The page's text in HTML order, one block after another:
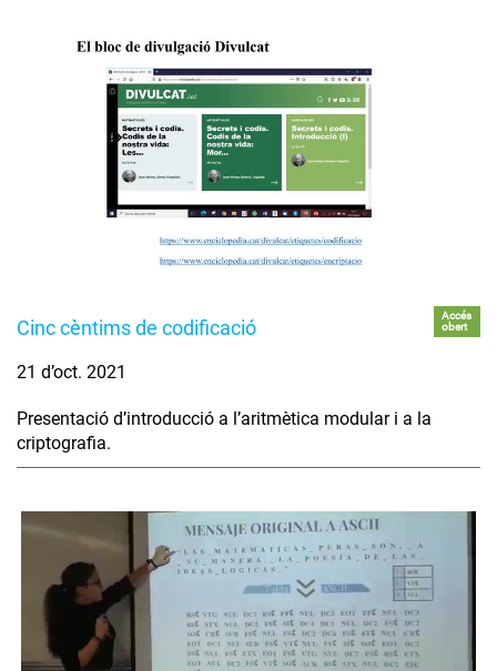
Cinc cèntims de codificació
Accés
obert
21 d’oct. 2021
Presentació d’introducció a l’aritmètica modular i a la
criptografia.